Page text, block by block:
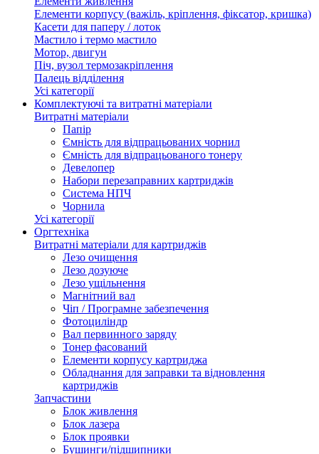
Елементи корпусу (важіль, кріплення, фіксатор, кришка)
Касети для паперу / лоток
Мастило і термо мастило
Мотор, двигун
Піч, вузол термозакріплення
Палець відділення
Усі категорії
Комплектуючі та витратні матеріали
Витратні матеріали
Папір
Ємність для відпрацьованих чорнил
Ємність для відпрацьованого тонеру
Девелопер
Набори перезаправних картриджів
Система НПЧ
Чорнила
Усі категорії
Оргтехніка
Витратні матеріали для картриджів
Лезо очищення
Лезо дозуюче
Лезо ущільнення
Магнітний вал
Чіп / Програмне забезпечення
Фотоциліндр
Вал первинного заряду
Тонер фасований
Елементи корпусу картриджа
Обладнання для заправки та відновлення
картриджів
Запчастини
Блок живлення
Блок лазера
Блок проявки
Бушинги/підшипники